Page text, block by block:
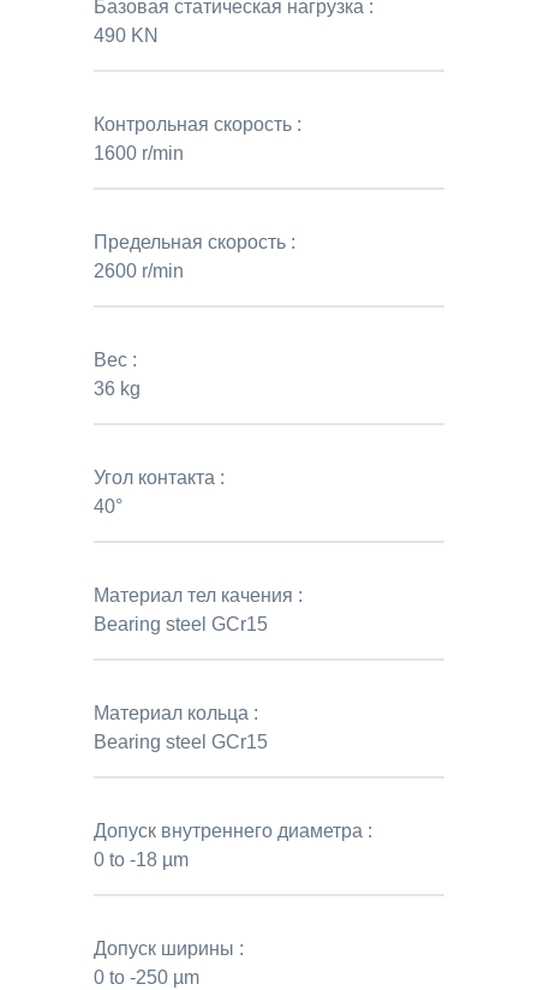
Базовая статическая нагрузка :
490 KN
Контрольная скорость :
1600 r/min
Предельная скорость :
2600 r/min
Вес :
36 kg
Угол контакта :
40°
Материал тел качения :
Bearing steel GCr15
Материал кольца :
Bearing steel GCr15
Допуск внутреннего диаметра :
0 to -18 µm
Допуск ширины :
0 to -250 µm